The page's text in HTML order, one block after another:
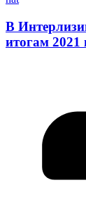
В
итогам 2021